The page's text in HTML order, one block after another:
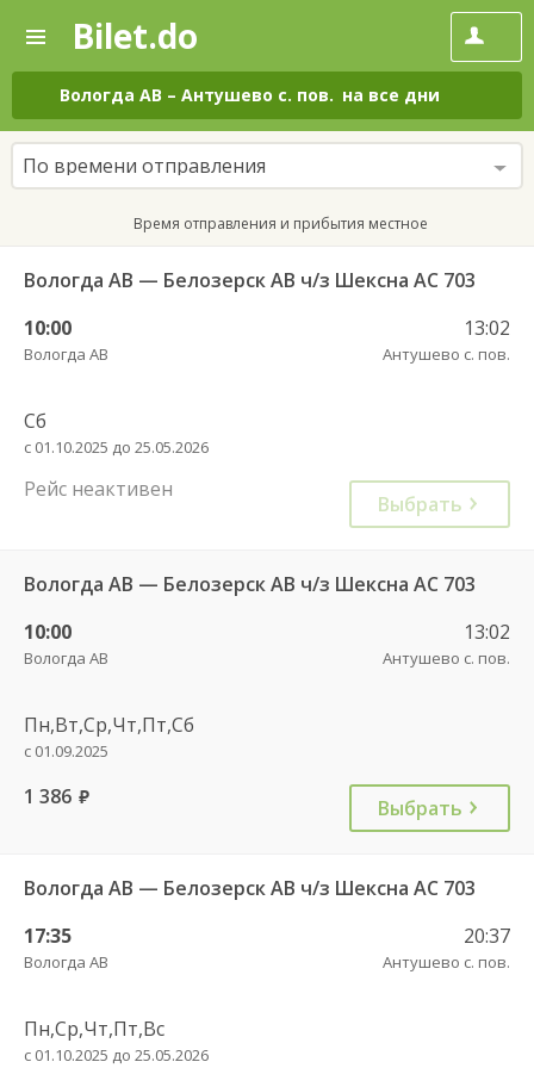
—
Поиск
и
покупка
билетов
на
автобус
онлайн
Bilet.do
Вологда АВ – Антушево с. пов. на все дни
По времени отправления
Время отправления и прибытия местное
Вологда АВ — Белозерск АВ ч/з Шексна АС 703
10:00
Вологда АВ
13:02
Антушево с. пов.
Сб
с 01.10.2025 до 25.05.2026
Рейс неактивен
Выбрать
Вологда АВ — Белозерск АВ ч/з Шексна АС 703
10:00
Вологда АВ
13:02
Антушево с. пов.
Пн,Вт,Ср,Чт,Пт,Сб
с 01.09.2025
1 386 руб. Выбрать
Вологда АВ — Белозерск АВ ч/з Шексна АС 703
17:35
Вологда АВ
20:37
Антушево с. пов.
Пн,Ср,Чт,Пт,Вс
с 01.10.2025 до 25.05.2026